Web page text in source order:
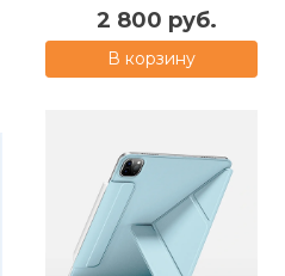
2 800 руб.
В корзину